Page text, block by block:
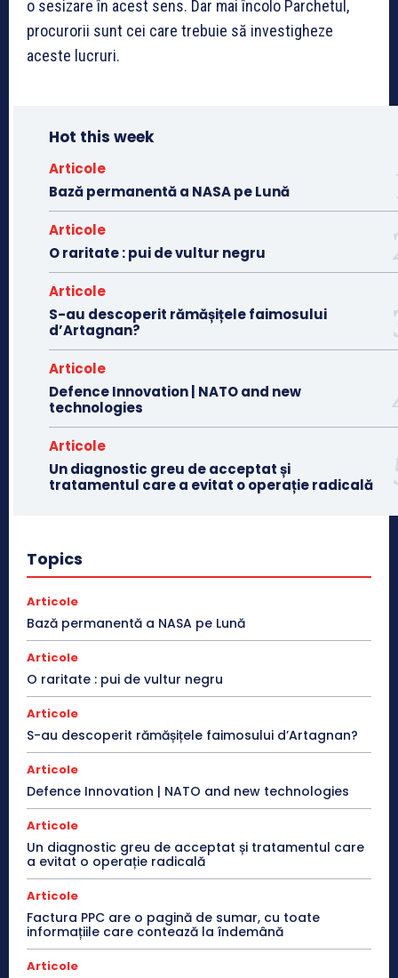
o sesizare în acest sens. Dar mai încolo Parchetul,
procurorii sunt cei care trebuie să investigheze
aceste lucruri.
Hot this week
Articole
Bază permanentă a NASA pe Lună
Articole
O raritate : pui de vultur negru
Articole
S-au descoperit rămășițele faimosului
d’Artagnan?
Articole
Defence Innovation | NATO and new
technologies
Articole
Un diagnostic greu de acceptat și
tratamentul care a evitat o operație radicală
Topics
Articole
Bază permanentă a NASA pe Lună
Articole
O raritate : pui de vultur negru
Articole
S-au descoperit rămășițele faimosului d’Artagnan?
Articole
Defence Innovation | NATO and new technologies
Articole
Un diagnostic greu de acceptat și tratamentul care
a evitat o operație radicală
Articole
Factura PPC are o pagină de sumar, cu toate
informațiile care contează la îndemână
Articole